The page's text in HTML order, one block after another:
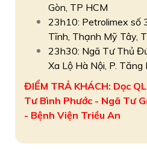
Gòn, TP HCM
23h10: Petrolimex số
Tĩnh, Thạnh Mỹ Tây,
23h30: Ngã Tư Thủ
Xa Lộ Hà Nội, P.
ĐIỂM TRẢ KHÁCH: Dọc
Tư Bình Phước - Ngã Tư
- Bệnh Viện Triều An